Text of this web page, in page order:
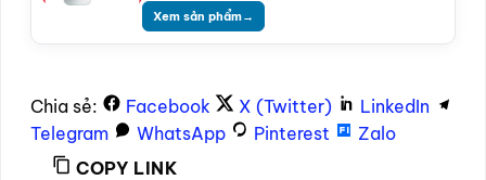
Xem sản phẩm→
Chia sẻ: Facebook X (Twitter)
LinkedIn
Telegram
WhatsApp Pinterest
Zalo
COPY LINK